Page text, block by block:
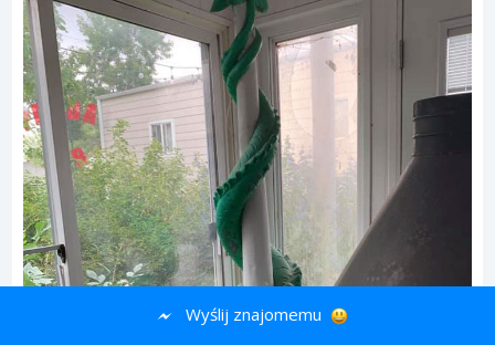
Wyślij znajomemu